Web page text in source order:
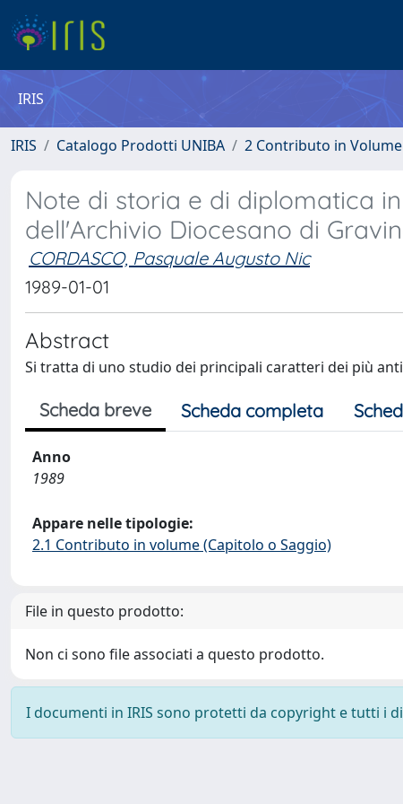
IRIS
IRIS Catalogo Prodotti UNIBA 2 Contributo in Volume
Note di storia e di diplomatica
dell'Archivio Diocesano di
CORDASCO, Pasquale Augusto Nic
1989-01-01
Abstract
Si tratta di uno studio dei principali caratteri dei più
Scheda breve Scheda completa
Anno
1989
Appare nelle tipologie:
2.1 Contributo in volume (Capitolo o Saggio)
File in questo prodotto:
Non ci sono file associati a questo prodotto.
I documenti in IRIS sono protetti da copyright e tutti i